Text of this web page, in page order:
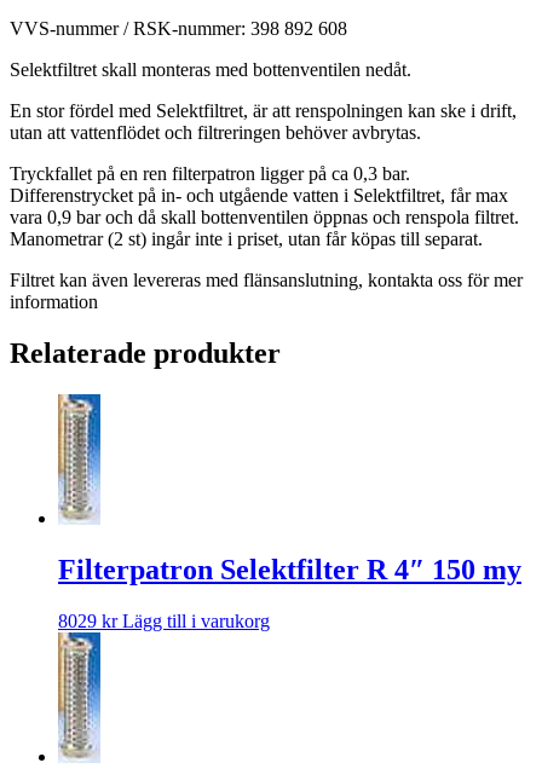
VVS-nummer / RSK-nummer: 398 892 608
Selektfiltret skall monteras med bottenventilen nedåt.
En stor fördel med Selektfiltret, är att renspolningen kan ske i drift,
utan att vattenflödet och filtreringen behöver avbrytas.
Tryckfallet på en ren filterpatron ligger på ca 0,3 bar.
Differenstrycket på in- och utgående vatten i Selektfiltret, får max
vara 0,9 bar och då skall bottenventilen öppnas och renspola filtret.
Manometrar (2 st) ingår inte i priset, utan får köpas till separat.
Filtret kan även levereras med flänsanslutning, kontakta oss för mer
information
Relaterade produkter
Filterpatron Selektfilter R 4″ 150 my
8029 kr Lägg till i varukorg